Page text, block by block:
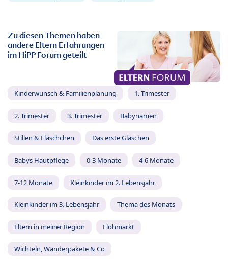
Zu diesen Themen haben
andere Eltern Erfahrungen
im HiPP Forum geteilt
Kinderwunsch & Familienplanung 1. Trimester
2. Trimester 3. Trimester Babynamen
Stillen & Fläschchen Das erste Gläschen
Babys Hautpflege 0-3 Monate 4-6 Monate
7-12 Monate Kleinkinder im 2. Lebensjahr
Kleinkinder im 3. Lebensjahr Thema des Monats
Eltern in meiner Region Flohmarkt
Wichteln, Wanderpakete & Co